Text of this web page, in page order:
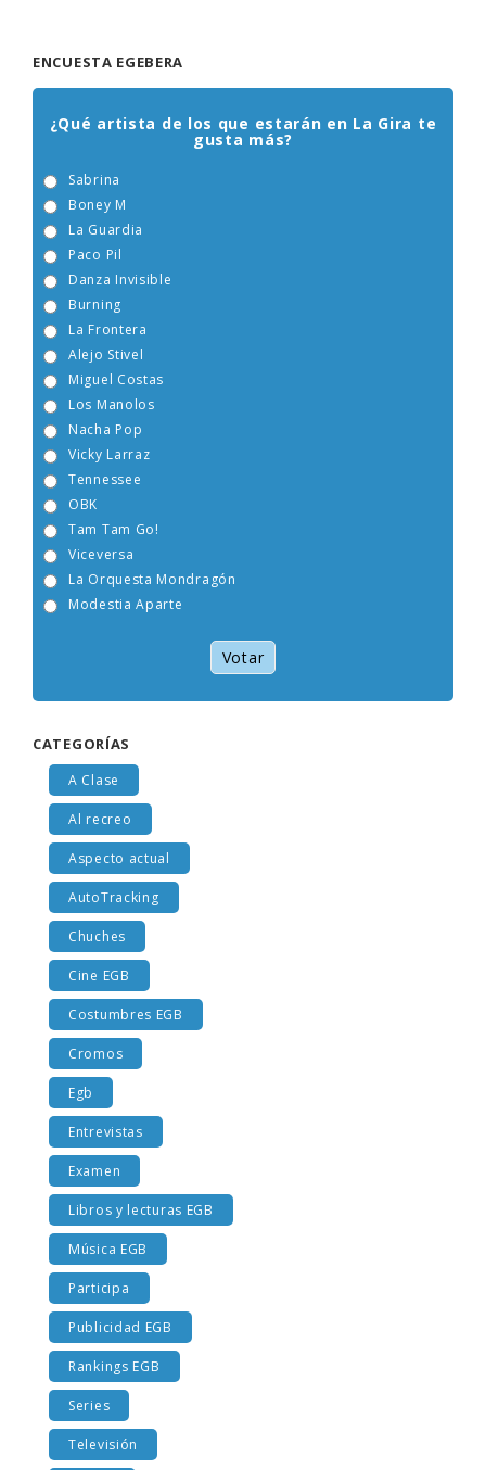
ENCUESTA EGEBERA
¿Qué artista de los que estarán en La Gira te
gusta más?
Sabrina
Boney M
La Guardia
Paco Pil
Danza Invisible
Burning
La Frontera
Alejo Stivel
Miguel Costas
Los Manolos
Nacha Pop
Vicky Larraz
Tennessee
OBK
Tam Tam Go!
Viceversa
La Orquesta Mondragón
Modestia Aparte
Votar
CATEGORÍAS
A Clase
Al recreo
Aspecto actual
AutoTracking
Chuches
Cine EGB
Costumbres EGB
Cromos
Egb
Entrevistas
Examen
Libros y lecturas EGB
Música EGB
Participa
Publicidad EGB
Rankings EGB
Series
Televisión